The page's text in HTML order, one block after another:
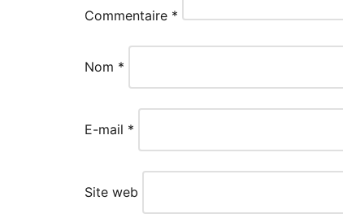
Commentaire *
Nom *
E-mail *
Site web